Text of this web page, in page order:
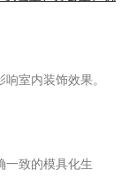
室内装饰效果。
一致的模具化生